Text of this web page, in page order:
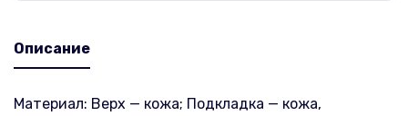
Описание
Материал: Верх — кожа; Подкладка — кожа,